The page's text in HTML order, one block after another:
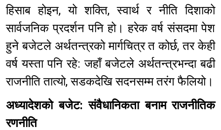
हिसाब होइन, यो शक्ति, स्वार्थ र नीति दिशाको
सार्वजनिक प्रदर्शन पनि हो। हरेक वर्ष संसदमा पेश
हुने बजेटले अर्थतन्त्रको मार्गचित्र त कोर्छ, तर केही
वर्ष यस्ता पनि रहे: जहाँ बजेटले अर्थतन्त्रभन्दा बढी
राजनीति तात्यो, सडकदेखि सदनसम्म तरंग फैलियो।
अध्यादेशको बजेट: संवैधानिकता बनाम राजनीतिक
रणनीति